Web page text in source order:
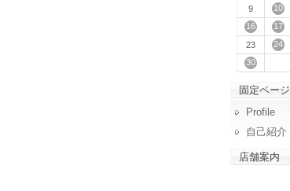
9
10
16
17
23
24
30
固定ページ
Profile
自己紹介
店舗案内